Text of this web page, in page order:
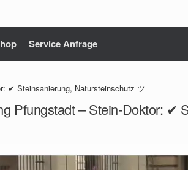
Service Anfrage
✔ Steinsanierung, Natursteinschutz ツ
Pfungstadt – Stein-Doktor: ✔